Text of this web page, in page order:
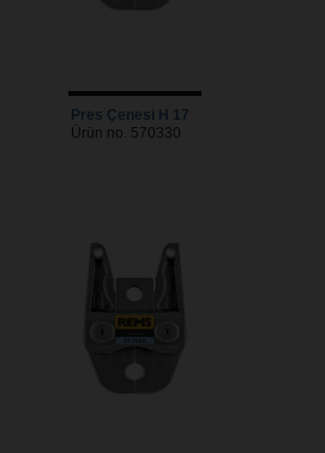
Pres Çenesi H 17
Ürün no. 570330